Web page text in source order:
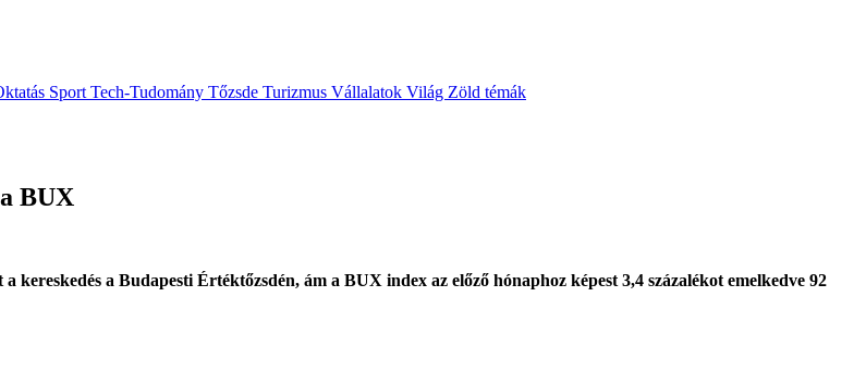
Sport Tech-Tudomány Tőzsde Turizmus Vállalatok Világ Zöld témák
BUX
a Budapesti Értéktőzsdén, ám a BUX index az előző hónaphoz képest 3,4 százalékot emelkedve 92